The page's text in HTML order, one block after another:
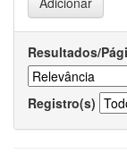
Resultados/
Registro(s)